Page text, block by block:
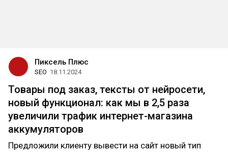
Пиксель Плюс
SEO 18.11.2024
Товары под заказ, тексты от нейросети,
новый функционал: как мы в 2,5 раза
увеличили трафик интернет-магазина
аккумуляторов
Предложили клиенту вывести на сайт новый тип